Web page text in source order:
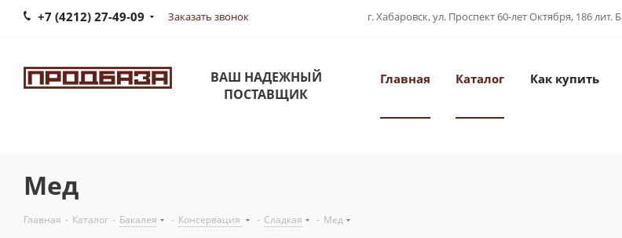
+7 (4212) 27-49-09 Заказать звонок г. Хабаровск, ул. Проспект 60-лет Октября, 186 лит. Б
ВАШ НАДЕЖНЫЙ
ПОСТАВЩИК
Главная Каталог Как купить
Мед
Главная - Каталог - Бакалея - Консервация - Сладкая - Мед